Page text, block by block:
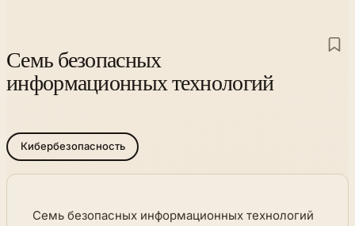
Семь безопасных
информационных технологий
Кибербезопасность
Семь безопасных информационных технологий